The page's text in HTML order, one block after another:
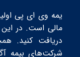
یمه وی ای پی
مالی است. در این
دریافت کنید.
شرکت‌های بیمه‌